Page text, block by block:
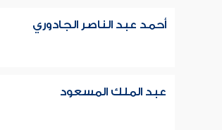
أحمد عبد الناصر الجادوري
عبد الملك المسعود